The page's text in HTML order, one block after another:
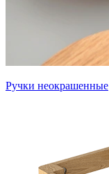
Ручки неокрашенные